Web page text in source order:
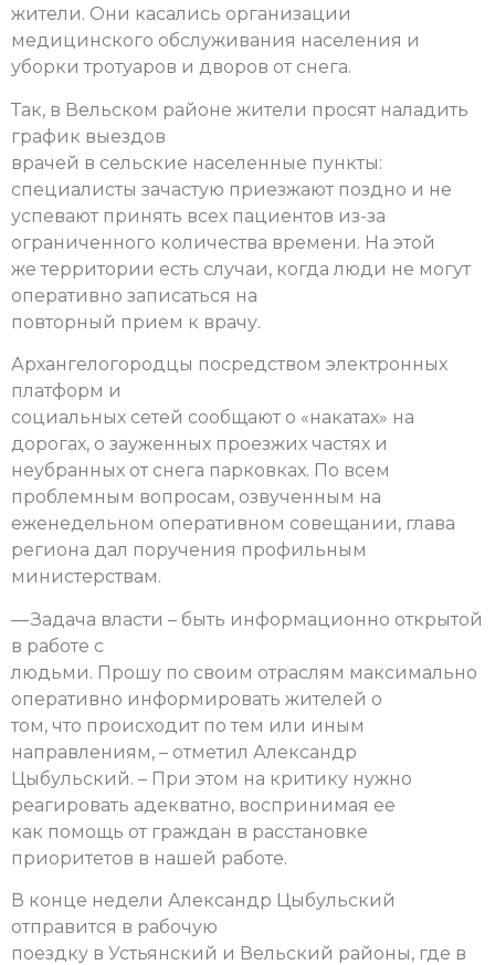
жители. Они касались организации
медицинского обслуживания населения и
уборки тротуаров и дворов от снега.
Так, в Вельском районе жители просят наладить
график выездов
врачей в сельские населенные пункты:
специалисты зачастую приезжают поздно и не
успевают принять всех пациентов из-за
ограниченного количества времени. На этой
же территории есть случаи, когда люди не могут
оперативно записаться на
повторный прием к врачу.
Архангелогородцы посредством электронных
платформ и
социальных сетей сообщают о «накатах» на
дорогах, о зауженных проезжих частях и
неубранных от снега парковках. По всем
проблемным вопросам, озвученным на
еженедельном оперативном совещании, глава
региона дал поручения профильным
министерствам.
— Задача власти – быть информационно открытой
в работе с
людьми. Прошу по своим отраслям максимально
оперативно информировать жителей о
том, что происходит по тем или иным
направлениям, – отметил Александр
Цыбульский. – При этом на критику нужно
реагировать адекватно, воспринимая ее
как помощь от граждан в расстановке
приоритетов в нашей работе.
В конце недели Александр Цыбульский
отправится в рабочую
поездку в Устьянский и Вельский районы, где в